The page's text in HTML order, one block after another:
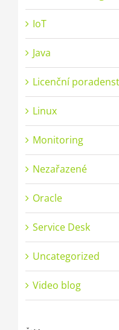
IoT
Java
Licenční
Linux
Monitoring
Nezařazené
Oracle
Service Desk
Uncategorized
Video blog